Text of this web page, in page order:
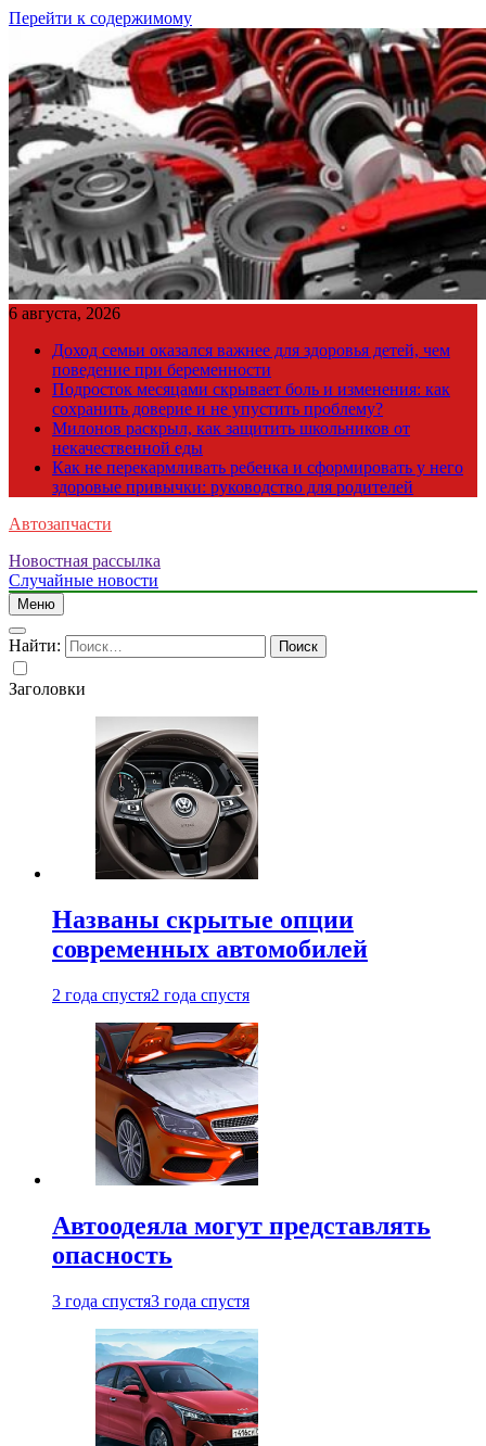
Перейти к содержимому
6 августа, 2026
Доход семьи оказался важнее для здоровья детей, чем
поведение при беременности
Подросток месяцами скрывает боль и изменения: как
сохранить доверие и не упустить проблему?
Милонов раскрыл, как защитить школьников от
некачественной еды
Как не перекармливать ребенка и сформировать у него
здоровые привычки: руководство для родителей
Автозапчасти
Новостная рассылка
Случайные новости
Меню
Найти:
Заголовки
Названы скрытые опции
современных автомобилей
2 года спустя2 года спустя
Автоодеяла могут представлять
опасность
3 года спустя3 года спустя